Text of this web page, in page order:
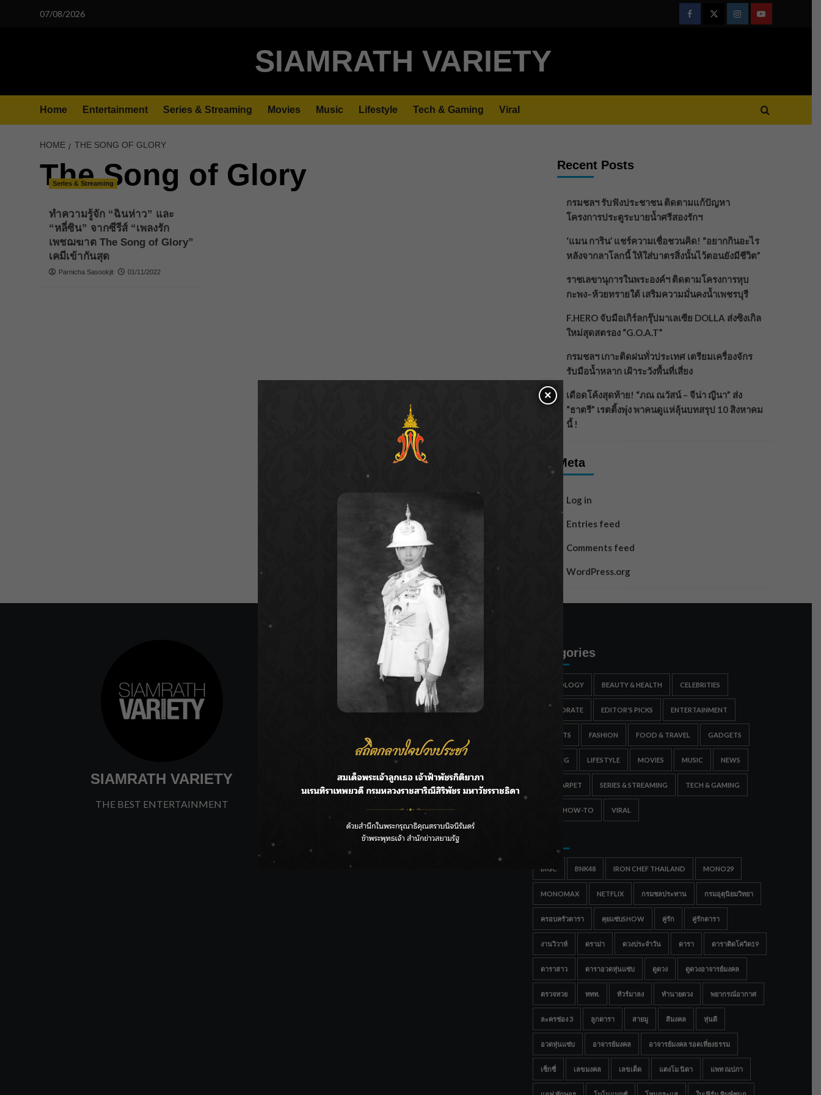
07/08/2026
FacebookTwitterInstagramYoutube
SIAMRATH VARIETY
Home Entertainment Series & Streaming Movies Music Lifestyle Tech & Gaming Viral
HOME THE SONG OF GLORY
The Song of Glory
Series & Streaming
ทำความรู้จัก “ฉินห่าว” และ
“หลี่ซิน” จากซีรีส์ “เพลงรัก
เพชฌฆาต The Song of Glory”
เคมีเข้ากันสุด
Parnicha Sasookjit 01/11/2022
Recent Posts
กรมชลฯ รับฟังประชาชน ติดตามแก้ปัญหา
โครงการประตูระบายน้ำศรีสองรักฯ
‘แมน การิน’ แชร์ความเชื่อชวนคิด! “อยากกินอะไร
หลังจากลาโลกนี้ ให้ใส่บาตรสิ่งนั้นไว้ตอนยังมีชีวิต”
ราชเลขานุการในพระองค์ฯ ติดตามโครงการหุบ
กะพง–ห้วยทรายใต้ เสริมความมั่นคงน้ำเพชรบุรี
F.HERO จับมือเกิร์ลกรุ๊ปมาเลเซีย DOLLA ส่งซิงเกิล
ใหม่สุดสตรอง “G.O.A.T”
กรมชลฯ เกาะติดฝนทั่วประเทศ เตรียมเครื่องจักร
รับมือน้ำหลาก เฝ้าระวังพื้นที่เสี่ยง
เดือดโค้งสุดท้าย! “ภณ ณวัสน์ – จีน่า ญีนา” ส่ง
“ธาตรี” เรตติ้งพุ่ง พาคนดูแห่ลุ้นบทสรุป 10 สิงหาคม
นี้ !
Meta
Log in
Entries feed
Comments feed
WordPress.org
SIAMRATH VARIETY
THE BEST ENTERTAINMENT
กรมชลฯ รับฟังประชาชน ติดตามแก้ปัญหาโครงการประตู
ลาโลกนี้ ให้ใส่บาตรสิ่งนั้นไว้ตอนยังมีชีวิต”
ราชเลขานุการในพระองค์ฯ ติดตามโครงการหุบกะพง–ห้วย
ทรายใต้ เสริมความมั่นคงน้ำเพชรบุรี
ตรอง “G.O.A.T”
กรมชลฯ เกาะติดฝนทั่วประเทศ เตรียมเครื่องจักรรับมือน้ำ
Categories
ASTROLOGY BEAUTY & HEALTH CELEBRITIES
CORPORATE EDITOR'S PICKS ENTERTAINMENT
ESPORTS FASHION FOOD & TRAVEL GADGETS
GAMING LIFESTYLE MOVIES MUSIC NEWS
RED CARPET SERIES & STREAMING TECH & GAMING
TIPS & HOW-TO VIRAL
BIGC BNK48 IRON CHEF THAILAND MONO29
MONOMAX NETFLIX กรมชลประทาน กรมอุตุนิยมวิทยา
ครอบครัวดารา คุยแซ่บSHOW คู่รัก คู่รักดารา
งานวิวาห์ ดราม่า ดวงประจำวัน ดารา ดาราติดโควิด19
ดาราสาว ดาราอวดหุ่นแซ่บ ดูดวง ดูดวงอาจารย์มงคล
ตรวจหวย ททท. ทัวร์มาลง ทำนายดวง พยากรณ์อากาศ
ละครช่อง 3 ลูกดารา สายมู สีมงคล หุ่นดี
อวดหุ่นแซ่บ อาจารย์มงคล อาจารย์มงคล รอดเที่ยงธรรม
เซ็กซี่ เลขมงคล เลขเด็ด แตงโม นิดา แพท ณปภา
×